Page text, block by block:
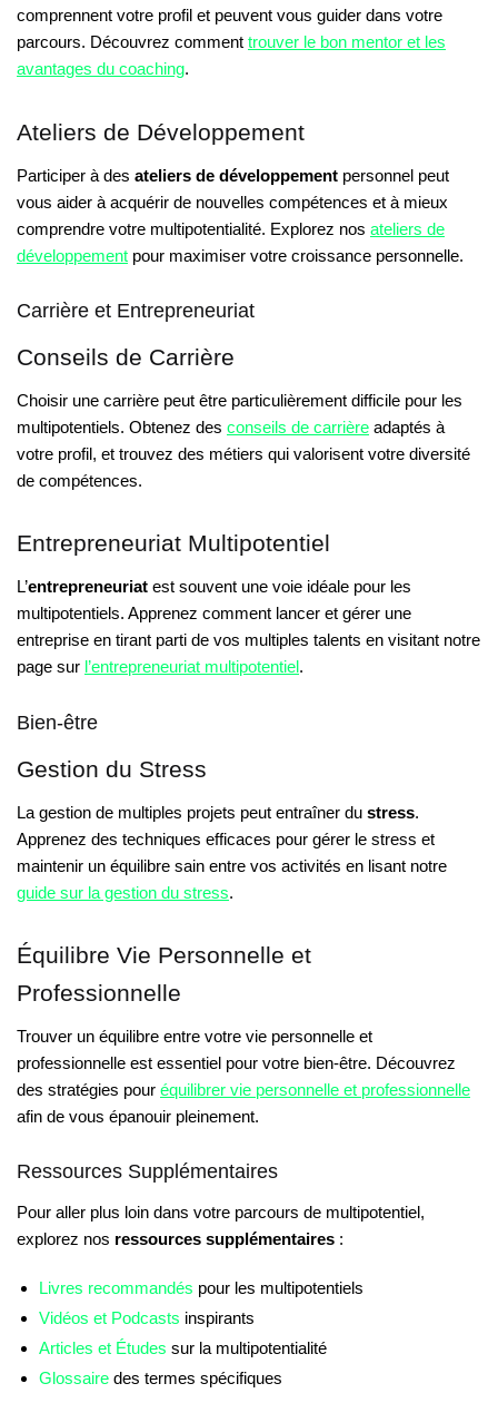
comprennent votre profil et peuvent vous guider dans votre
parcours. Découvrez comment trouver le bon mentor et les
avantages du coaching.
Ateliers de Développement
Participer à des ateliers de développement personnel peut
vous aider à acquérir de nouvelles compétences et à mieux
comprendre votre multipotentialité. Explorez nos ateliers de
développement pour maximiser votre croissance personnelle.
Carrière et Entrepreneuriat
Conseils de Carrière
Choisir une carrière peut être particulièrement difficile pour les
multipotentiels. Obtenez des conseils de carrière adaptés à
votre profil, et trouvez des métiers qui valorisent votre diversité
de compétences.
Entrepreneuriat Multipotentiel
L’entrepreneuriat est souvent une voie idéale pour les
multipotentiels. Apprenez comment lancer et gérer une
entreprise en tirant parti de vos multiples talents en visitant notre
page sur l’entrepreneuriat multipotentiel .
Bien-être
Gestion du Stress
La gestion de multiples projets peut entraîner du stress.
Apprenez des techniques efficaces pour gérer le stress et
maintenir un équilibre sain entre vos activités en lisant notre
guide sur la gestion du stress.
Équilibre Vie Personnelle et
Professionnelle
Trouver un équilibre entre votre vie personnelle et
professionnelle est essentiel pour votre bien-être. Découvrez
des stratégies pour équilibrer vie personnelle et professionnelle
afin de vous épanouir pleinement.
Ressources Supplémentaires
Pour aller plus loin dans votre parcours de multipotentiel,
explorez nos ressources supplémentaires :
Livres recommandés pour les multipotentiels
Vidéos et Podcasts inspirants
Articles et Études sur la multipotentialité
Glossaire des termes spécifiques